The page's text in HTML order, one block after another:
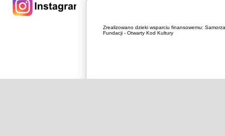
Zrealizowano dzieki wsparciu finansowemu:
Fundacji - Otwarty Kod Kultury